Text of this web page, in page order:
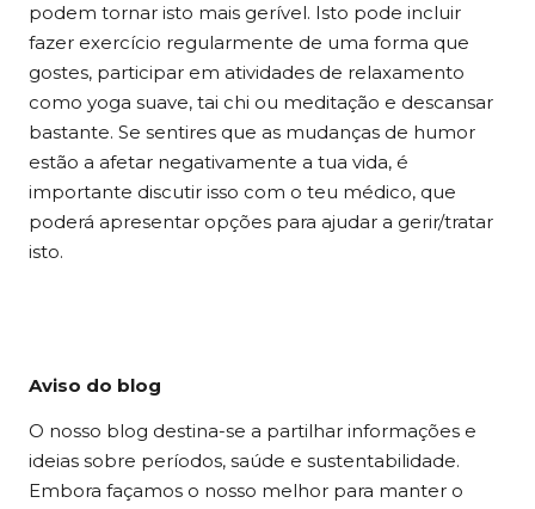
podem tornar isto mais gerível. Isto pode incluir
fazer exercício regularmente de uma forma que
gostes, participar em atividades de relaxamento
como yoga suave, tai chi ou meditação e descansar
bastante. Se sentires que as mudanças de humor
estão a afetar negativamente a tua vida, é
importante discutir isso com o teu médico, que
poderá apresentar opções para ajudar a gerir/tratar
isto.
Aviso do blog
O nosso blog destina-se a partilhar informações e
ideias sobre períodos, saúde e sustentabilidade.
Embora façamos o nosso melhor para manter o